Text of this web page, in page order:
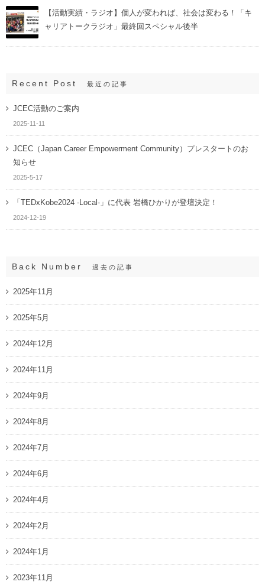
【活動実績・ラジオ】個人が変われば、社会は変わる！「キ
ャリアトークラジオ」最終回スペシャル後半
Recent Post 最近の記事
JCEC活動のご案内
2025-11-11
JCEC（Japan Career Empowerment Community）プレスタートのお
知らせ
2025-5-17
「TEDxKobe2024 -Local-」に代表 岩橋ひかりが登壇決定！
2024-12-19
Back Number 過去の記事
2025年11月
2025年5月
2024年12月
2024年11月
2024年9月
2024年8月
2024年7月
2024年6月
2024年4月
2024年2月
2024年1月
2023年11月